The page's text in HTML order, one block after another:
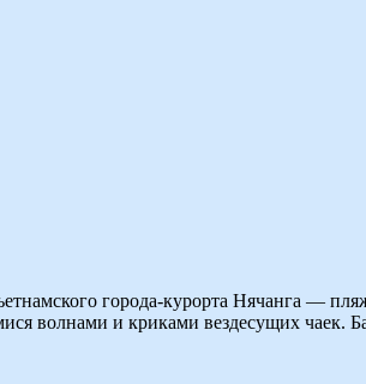
города-курорта Нячанга —
волнами и криками вездесущих чаек.